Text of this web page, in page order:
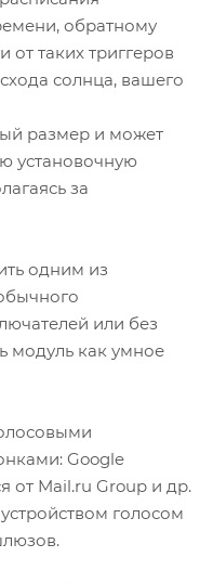
обратному
от таких триггеров
солнца, вашего
размер и может
установочную
за
одним из
или без
модуль как умное
Google
от Mail.ru Group и др.
голосом